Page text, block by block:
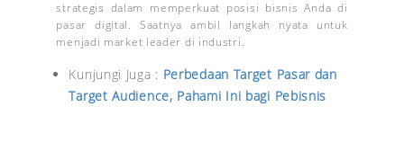
strategis dalam memperkuat posisi bisnis Anda di
pasar digital. Saatnya ambil langkah nyata untuk
menjadi market leader di industri.
Kunjungi Juga : Perbedaan Target Pasar dan
Target Audience, Pahami Ini bagi Pebisnis